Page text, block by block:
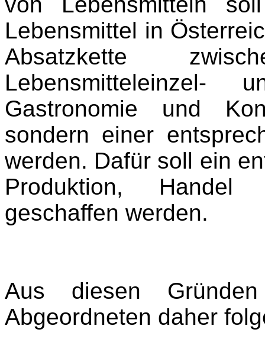
Lebensmittel in
Absatzkette
Lebensmitteleinzel-
Gastronomie und
sondern einer
werden. Dafür soll ein
Produktion,
geschaffen werden.
Aus diesen
Abgeordneten daher